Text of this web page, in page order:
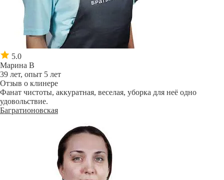
5.0
Марина В
39 лет, опыт 5 лет
Отзыв о клинере
Фанат чистоты, аккуратная, веселая, уборка для неё одно
удовольствие.
Багратионовская